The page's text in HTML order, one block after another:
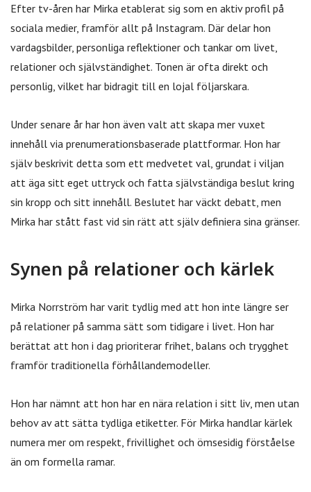
Efter tv-åren har Mirka etablerat sig som en aktiv profil på
sociala medier, framför allt på Instagram. Där delar hon
vardagsbilder, personliga reflektioner och tankar om livet,
relationer och självständighet. Tonen är ofta direkt och
personlig, vilket har bidragit till en lojal följarskara.
Under senare år har hon även valt att skapa mer vuxet
innehåll via prenumerationsbaserade plattformar. Hon har
själv beskrivit detta som ett medvetet val, grundat i viljan
att äga sitt eget uttryck och fatta självständiga beslut kring
sin kropp och sitt innehåll. Beslutet har väckt debatt, men
Mirka har stått fast vid sin rätt att själv definiera sina gränser.
Synen på relationer och kärlek
Mirka Norrström har varit tydlig med att hon inte längre ser
på relationer på samma sätt som tidigare i livet. Hon har
berättat att hon i dag prioriterar frihet, balans och trygghet
framför traditionella förhållandemodeller.
Hon har nämnt att hon har en nära relation i sitt liv, men utan
behov av att sätta tydliga etiketter. För Mirka handlar kärlek
numera mer om respekt, frivillighet och ömsesidig förståelse
än om formella ramar.